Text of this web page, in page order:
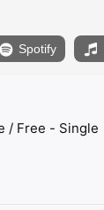
Spotify